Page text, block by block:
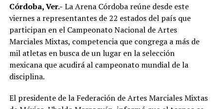
Córdoba, Ver.- La Arena Córdoba reúne desde este
viernes a representantes de 22 estados del país que
participan en el Campeonato Nacional de Artes
Marciales Mixtas, competencia que congrega a más de
mil atletas en busca de un lugar en la selección
mexicana que acudirá al campeonato mundial de la
disciplina.
El presidente de la Federación de Artes Marciales Mixtas